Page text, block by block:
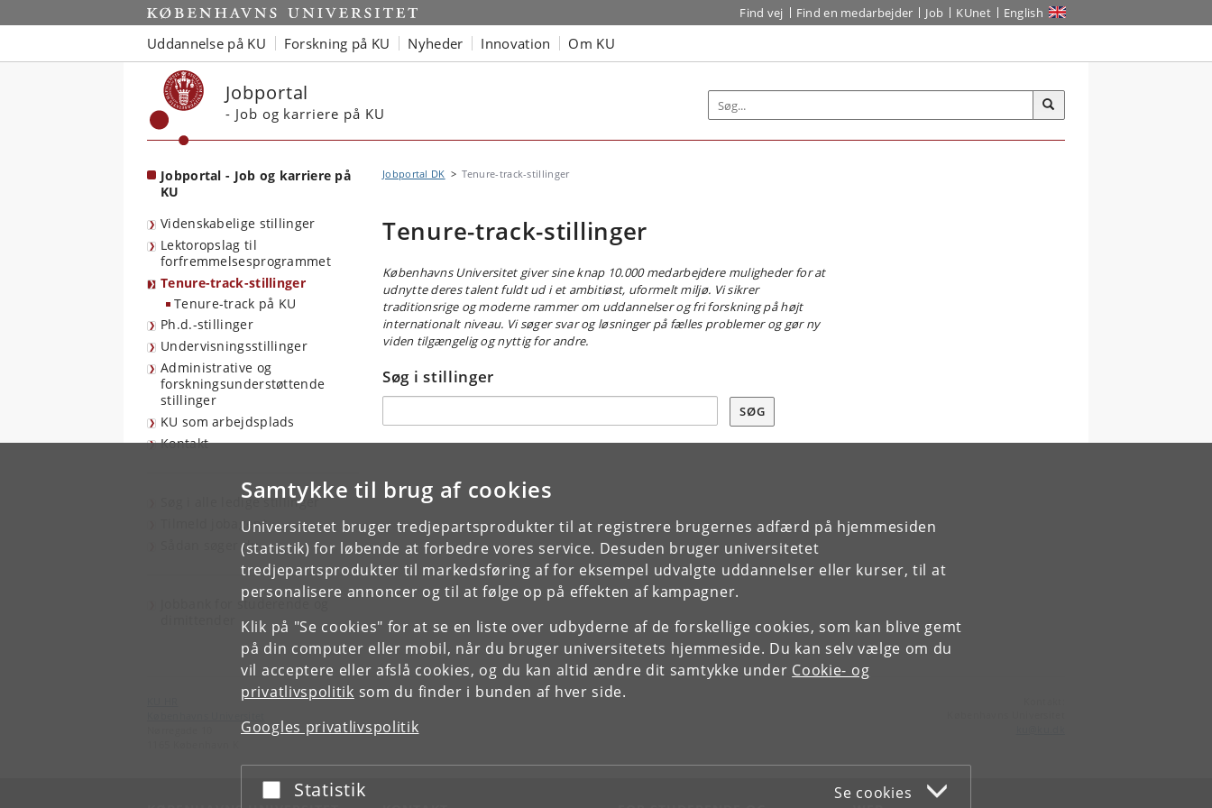
Samtykke til brug af cookies
Universitetet bruger tredjepartsprodukter til at registrere brugernes adfærd på hjemmesiden
(statistik) for løbende at forbedre vores service. Desuden bruger universitetet
tredjepartsprodukter til markedsføring af for eksempel udvalgte uddannelser eller kurser, til at
personalisere annoncer og til at følge op på effekten af kampagner.
Klik på "Se cookies" for at se en liste over udbyderne af de forskellige cookies, som kan blive gemt
på din computer eller mobil, når du bruger universitetets hjemmeside. Du kan selv vælge om du
vil acceptere eller afslå cookies, og du kan altid ændre dit samtykke under Cookie- og
privatlivspolitik som du finder i bunden af hver side.
Googles privatlivspolitik
Acceptér eller afslå
Statistik Se cookies
Start Find vej Find en medarbejder Job KUnet English
Uddannelse på KU Forskning på KU Nyheder Innovation Om KU
Jobportal
- Job og karriere på KU
Jobportal - Job og karriere på
KU
Videnskabelige stillinger
Lektoropslag til
forfremmelsesprogrammet
Tenure-track-stillinger
Tenure-track på KU
Ph.d.-stillinger
Undervisningsstillinger
Administrative og
forskningsunderstøttende
stillinger
KU som arbejdsplads
Kontakt
Søg i alle ledige stillinger
Tilmeld jobagent
Sådan søger du
Jobbank for studerende og
Jobportal DK Tenure-track-stillinger
Tenure-track-stillinger
Københavns Universitet giver sine knap 10.000 medarbejdere muligheder for at
udnytte deres talent fuldt ud i et ambitiøst, uformelt miljø. Vi sikrer
traditionsrige og moderne rammer om uddannelser og fri forskning på højt
internationalt niveau. Vi søger svar og løsninger på fælles problemer og gør ny
viden tilgængelig og nyttig for andre.
Søg i stillinger
Søg SØG